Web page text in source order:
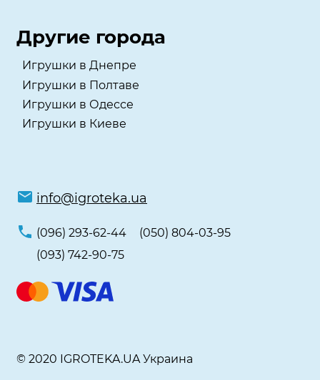
Другие города
Игрушки в Днепре
Игрушки в Полтаве
Игрушки в Одессе
Игрушки в Киеве
info@igroteka.ua
(096) 293-62-44
(050) 804-03-95
(093) 742-90-75
© 2020 IGROTEKA.UA Украина